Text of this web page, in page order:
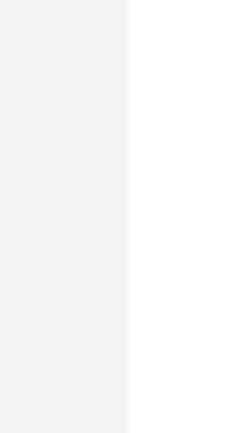
Вакцины,
Витамины